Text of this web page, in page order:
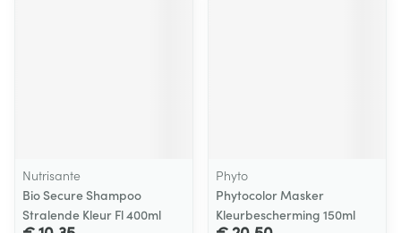
Nutrisante
Bio Secure Shampoo
Stralende Kleur Fl 400ml
Phyto
Phytocolor Masker
Kleurbescherming 150ml